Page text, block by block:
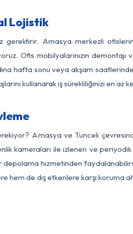
Lojistik
gerektirir. Amasya merkezli
Ofis mobilyalarınızın demontajı
hafta sonu veya akşam
kullanarak iş sürekliliğinizi en az
Amasya ve Tunceli
kameraları ile izlenen ve
hizmetinden
hem de dış etkenlere karşı koruma